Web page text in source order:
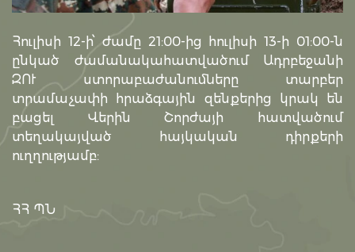
Հուլիսի 12-ի՝ ժամը 21:00-ից հուլիսի 13-ի 01:00-ն
ընկած ժամանակահատվածում Ադրբեջանի
ԶՈՒ ստորաբաժանումները տարբեր
տրամաչափի հրաձգային զենքերից կրակ են
բացել Վերին Շորժայի հատվածում
տեղակայված հայկական դիրքերի
ուղղությամբ:
ՀՀ ՊՆ